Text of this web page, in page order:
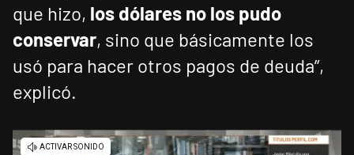
que hizo, los dólares no los pudo
conservar, sino que básicamente los
usó para hacer otros pagos de deuda”,
explicó.